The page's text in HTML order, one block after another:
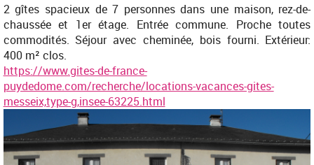
2 gîtes spacieux de 7 personnes dans une maison, rez-de-
chaussée et 1er étage. Entrée commune. Proche toutes
commodités. Séjour avec cheminée, bois fourni. Extérieur:
400 m² clos.
https://www.gites-de-france-
puydedome.com/recherche/locations-vacances-gites-
messeix,type-g,insee-63225.html